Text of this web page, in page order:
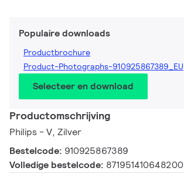
Populaire downloads
Productbrochure
Product-Photographs-910925867389_EU
Selecteer en download
Productomschrijving
Philips - V, Zilver
Bestelcode: 910925867389
Volledige bestelcode: 871951410648200